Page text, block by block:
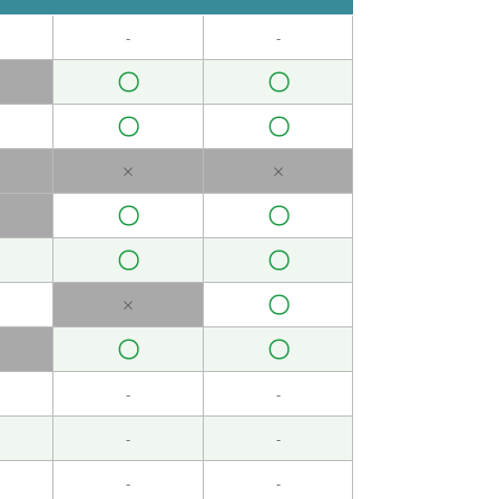
- -
〇 〇
〇 〇
× ×
〇 〇
〇 〇
× 〇
〇 〇
- -
- -
- -